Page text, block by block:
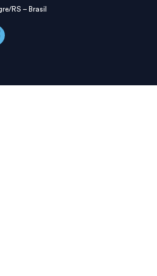
RS – Brasil